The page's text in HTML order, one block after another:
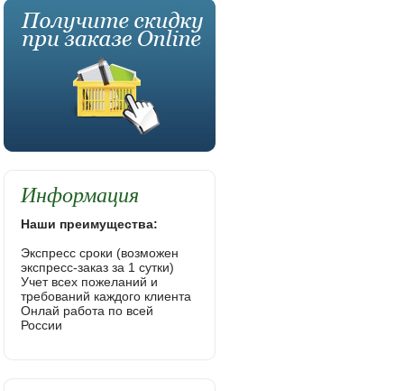
Информация
Наши преимущества:
Экспресс сроки (возможен
экспресс-заказ за 1 сутки)
Учет всех пожеланий и
требований каждого клиента
Онлай работа по всей
России